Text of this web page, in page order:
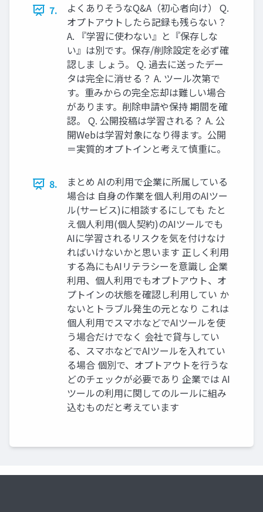
7.
よくありそうなQ&A（初心者向け） Q.
オプトアウトしたら記録も残らない？
A. 『学習に使わない』と『保存しな
い』は別です。保存/削除設定を必ず確
認しま しょう。 Q. 過去に送ったデー
タは完全に消せる？ A. ツール次第で
す。重みからの完全忘却は難しい場合
があります。削除申請や保持 期間を確
認。 Q. 公開投稿は学習される？ A. 公
開Webは学習対象になり得ます。公開
＝実質的オプトインと考えて慎重に。
8.
まとめ AIの利用で企業に所属している
場合は 自身の作業を個人利用のAIツー
ル(サービス)に相談するにしても たと
え個人利用(個人契約)のAIツールでも
AIに学習されるリスクを気を付けなけ
ればいけないかと思います 正しく利用
する為にもAIリテラシーを意識し 企業
利用、個人利用でもオプトアウト、オ
プトインの状態を確認し利用してい か
ないとトラブル発生の元となり これは
個人利用でスマホなどでAIツールを使
う場合だけでなく 会社で貸与してい
る、スマホなどでAIツールを入れてい
る場合 個別で、オプトアウトを行うな
どのチェックが必要であり 企業では AI
ツールの利用に関してのルールに組み
込むものだと考えています